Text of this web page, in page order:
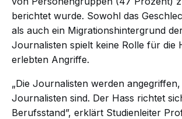
berichtet wurde. Sowohl das
als auch ein Migrationshintergrund
Journalisten spielt keine Rolle für die
erlebten Angriffe.
„Die Journalisten werden angegriffen,
Journalisten sind. Der Hass richtet
Berufsstand”, erklärt Studienleiter